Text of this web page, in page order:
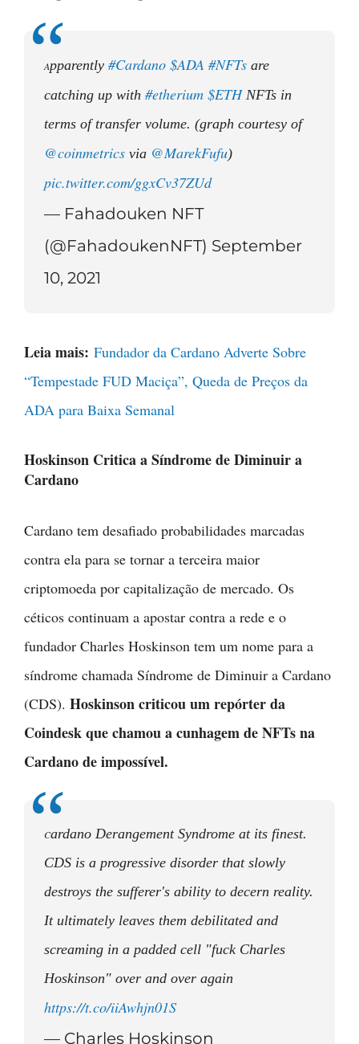
Apparently #Cardano $ADA #NFTs are
catching up with #etherium $ETHNFTs in
terms of transfer volume. (graph courtesy of
@coinmetrics via @MarekFufu)
pic.twitter.com/ggxCv37ZUd
— Fahadouken NFT
(@FahadoukenNFT) September
10, 2021
Leia mais: Fundador da Cardano Adverte Sobre
“Tempestade FUD Maciça”, Queda de Preços da
ADA para Baixa Semanal
Hoskinson Critica a Síndrome de Diminuir a
Cardano
Cardano tem desafiado probabilidades marcadas
contra ela para se tornar a terceira maior
criptomoeda por capitalização de mercado. Os
céticos continuam a apostar contra a rede e o
fundador Charles Hoskinson tem um nome para a
síndrome chamada Síndrome de Diminuir a Cardano
(CDS). Hoskinson criticou um repórter da
Coindesk que chamou a cunhagem de NFTs na
Cardano de impossível.
Cardano Derangement Syndrome at its finest.
CDS is a progressive disorder that slowly
destroys the sufferer's ability to decern reality.
It ultimately leaves them debilitated and
screaming in a padded cell "fuck Charles
Hoskinson" over and over again
https://t.co/iiAwhjn01S
— Charles Hoskinson